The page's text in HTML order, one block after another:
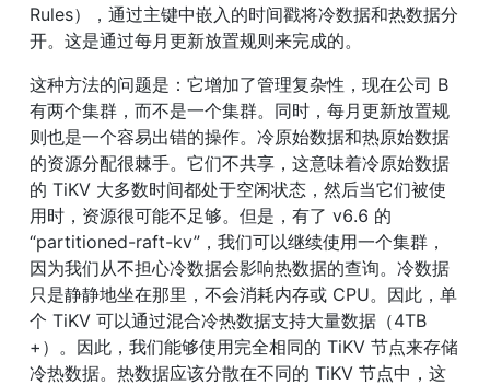
Rules），通过主键中嵌入的时间戳将冷数据和热数据分
开。这是通过每月更新放置规则来完成的。
这种方法的问题是：它增加了管理复杂性，现在公司 B
有两个集群，而不是一个集群。同时，每月更新放置规
则也是一个容易出错的操作。冷原始数据和热原始数据
的资源分配很棘手。它们不共享，这意味着冷原始数据
的 TiKV 大多数时间都处于空闲状态，然后当它们被使
用时，资源很可能不足够。但是，有了 v6.6 的
“partitioned-raft-kv”，我们可以继续使用一个集群，
因为我们从不担心冷数据会影响热数据的查询。冷数据
只是静静地坐在那里，不会消耗内存或 CPU。因此，单
个 TiKV 可以通过混合冷热数据支持大量数据（4TB
+）。因此，我们能够使用完全相同的 TiKV 节点来存储
冷热数据。热数据应该分散在不同的 TiKV 节点中，这